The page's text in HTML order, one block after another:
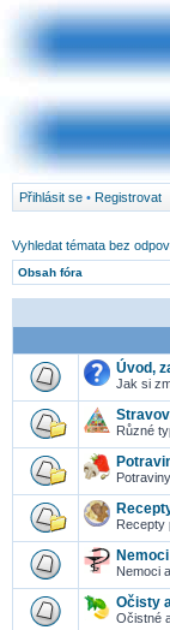
Přihlásit se • Registrovat
Vyhledat témata bez
Obsah fóra
Úvod,
Jak si
Různé
Recepty
Nemoci
Očisty
Očistné